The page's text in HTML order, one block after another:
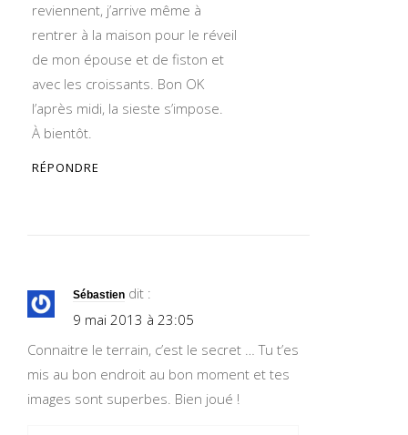
reviennent, j’arrive même à
rentrer à la maison pour le réveil
de mon épouse et de fiston et
avec les croissants. Bon OK
l’après midi, la sieste s’impose.
À bientôt.
RÉPONDRE
Sébastien dit :
9 mai 2013 à 23:05
Connaitre le terrain, c’est le secret … Tu t’es
mis au bon endroit au bon moment et tes
images sont superbes. Bien joué !